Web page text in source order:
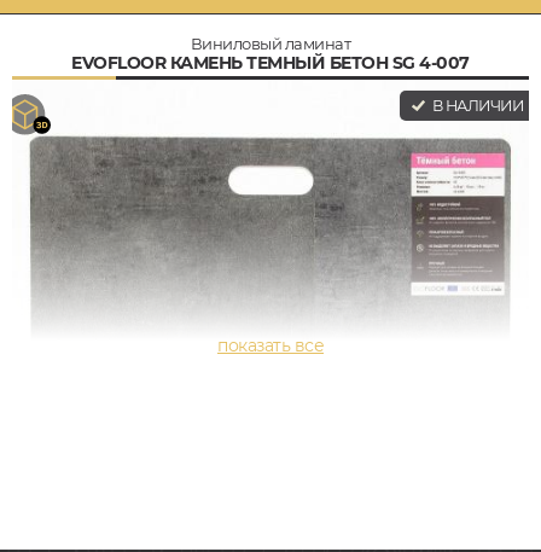
Виниловый ламинат
EVOFLOOR КАМЕНЬ ТЕМНЫЙ БЕТОН SG 4-007
В НАЛИЧИИ